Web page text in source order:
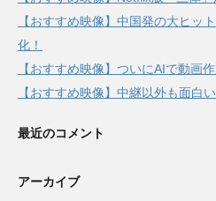
【おすすめ映像】中国発の大ヒッ
化！
【おすすめ映像】ついにAIで動画
【おすすめ映像】中継以外も面白い
最近のコメント
アーカイブ